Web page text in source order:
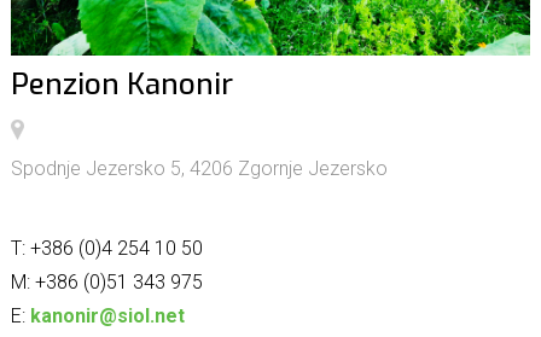
Penzion Kanonir
Spodnje Jezersko 5, 4206 Zgornje Jezersko
T: +386 (0)4 254 10 50
M: +386 (0)51 343 975
E: kanonir@siol.net